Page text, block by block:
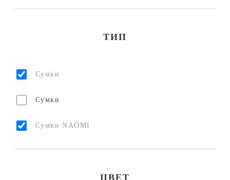
ТИП
Сумки
Сумки
Сумки NAOMI
ЦВЕТ